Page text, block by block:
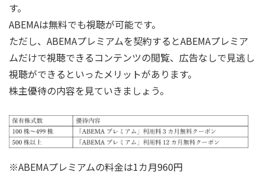
す。
ABEMAは無料でも視聴が可能です。
ただし、ABEMAプレミアムを契約するとABEMAプレミア
ムだけで視聴できるコンテンツの閲覧、広告なしで見逃し
視聴ができるといったメリットがあります。
株主優待の内容を見ていきましょう。
※ABEMAプレミアムの料金は1カ月960円